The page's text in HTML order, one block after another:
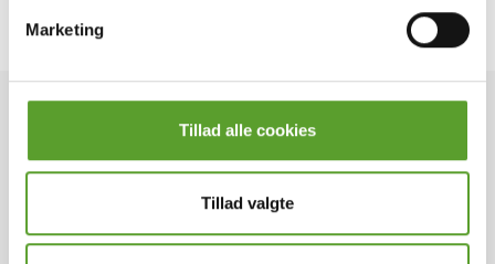
Marketing
Tillad alle cookies
Tillad valgte
DK-CAMPs kontor
Ladegårdsvej 2, DK-7100 Vejle